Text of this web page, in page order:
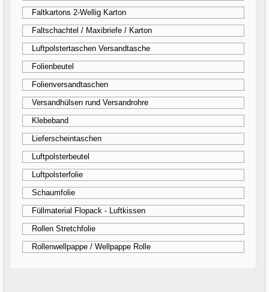
Faltkartons 2-Wellig Karton
Faltschachtel / Maxibriefe / Karton
Luftpolstertaschen Versandtasche
Folienbeutel
Folienversandtaschen
Versandhülsen rund Versandrohre
Klebeband
Lieferscheintaschen
Luftpolsterbeutel
Luftpolsterfolie
Schaumfolie
Füllmaterial Flopack - Luftkissen
Rollen Stretchfolie
Rollenwellpappe / Wellpappe Rolle